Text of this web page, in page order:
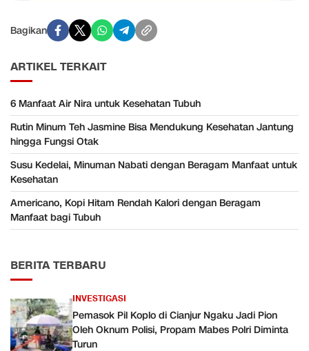
Bagikan
ARTIKEL TERKAIT
6 Manfaat Air Nira untuk Kesehatan Tubuh
Rutin Minum Teh Jasmine Bisa Mendukung Kesehatan Jantung
hingga Fungsi Otak
Susu Kedelai, Minuman Nabati dengan Beragam Manfaat untuk
Kesehatan
Americano, Kopi Hitam Rendah Kalori dengan Beragam
Manfaat bagi Tubuh
BERITA TERBARU
INVESTIGASI
Pemasok Pil Koplo di Cianjur Ngaku Jadi Pion
Oleh Oknum Polisi, Propam Mabes Polri Diminta
Turun